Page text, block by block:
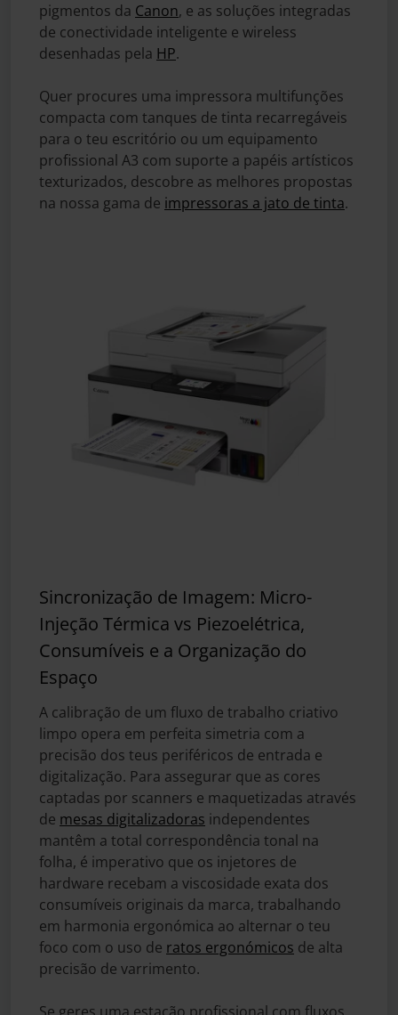
pigmentos da Canon, e as soluções integradas
de conectividade inteligente e wireless
desenhadas pela HP.
Quer procures uma impressora multifunções
compacta com tanques de tinta recarregáveis
para o teu escritório ou um equipamento
profissional A3 com suporte a papéis artísticos
texturizados, descobre as melhores propostas
na nossa gama de impressoras a jato de tinta.
Sincronização de Imagem: Micro-
Injeção Térmica vs Piezoelétrica,
Consumíveis e a Organização do
Espaço
A calibração de um fluxo de trabalho criativo
limpo opera em perfeita simetria com a
precisão dos teus periféricos de entrada e
digitalização. Para assegurar que as cores
captadas por scanners e maquetizadas através
de mesas digitalizadoras independentes
mantêm a total correspondência tonal na
folha, é imperativo que os injetores de
hardware recebam a viscosidade exata dos
consumíveis originais da marca, trabalhando
em harmonia ergonómica ao alternar o teu
foco com o uso de ratos ergonómicos de alta
precisão de varrimento.